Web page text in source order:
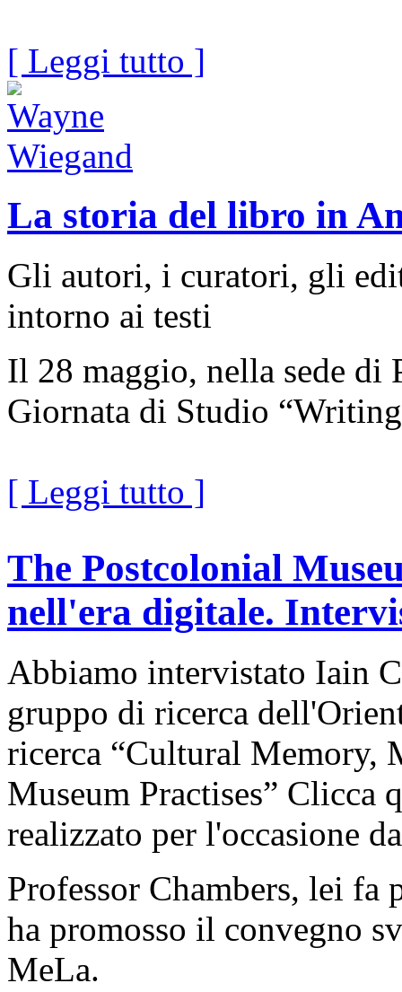
[ Leggi tutto ]
La storia del libro in
Gli autori, i curatori, gli
intorno ai testi
Il 28 maggio, nella sede di
Giornata di Studio
[ Leggi tutto ]
The Postcolonial
nell'era digitale.
Abbiamo intervistato Iain
gruppo di ricerca
ricerca “Cultural Memory,
Museum Practises” Clicca
realizzato per l'occasione
Professor Chambers, lei fa
ha promosso il convegno
MeLa.